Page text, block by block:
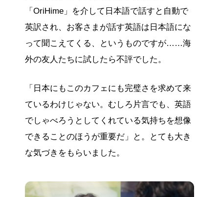
「OriHime」を介して日本語で話すと自動で
英訳され、お客さまが話す英語は日本語にな
って聞こえてくる、というものですが……海
外の友人たちに試したら不評でした。
「日本にもこのカフェにも完璧さを求めて来
ているわけじゃない。むしろ片言でも、英語
でしゃべろうとしてくれている気持ちを想像
できることのほうが重要だ」と。とても大き
な気づきをもらいました。